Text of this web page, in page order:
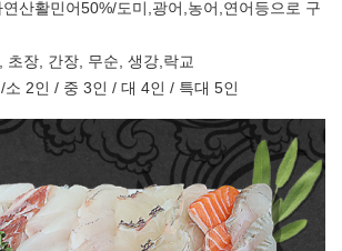
산활민어50%/도미,광어,농어,연어등으로 구
초장, 간장, 무순, 생강,락교
2인 / 중 3인 / 대 4인 / 특대 5인